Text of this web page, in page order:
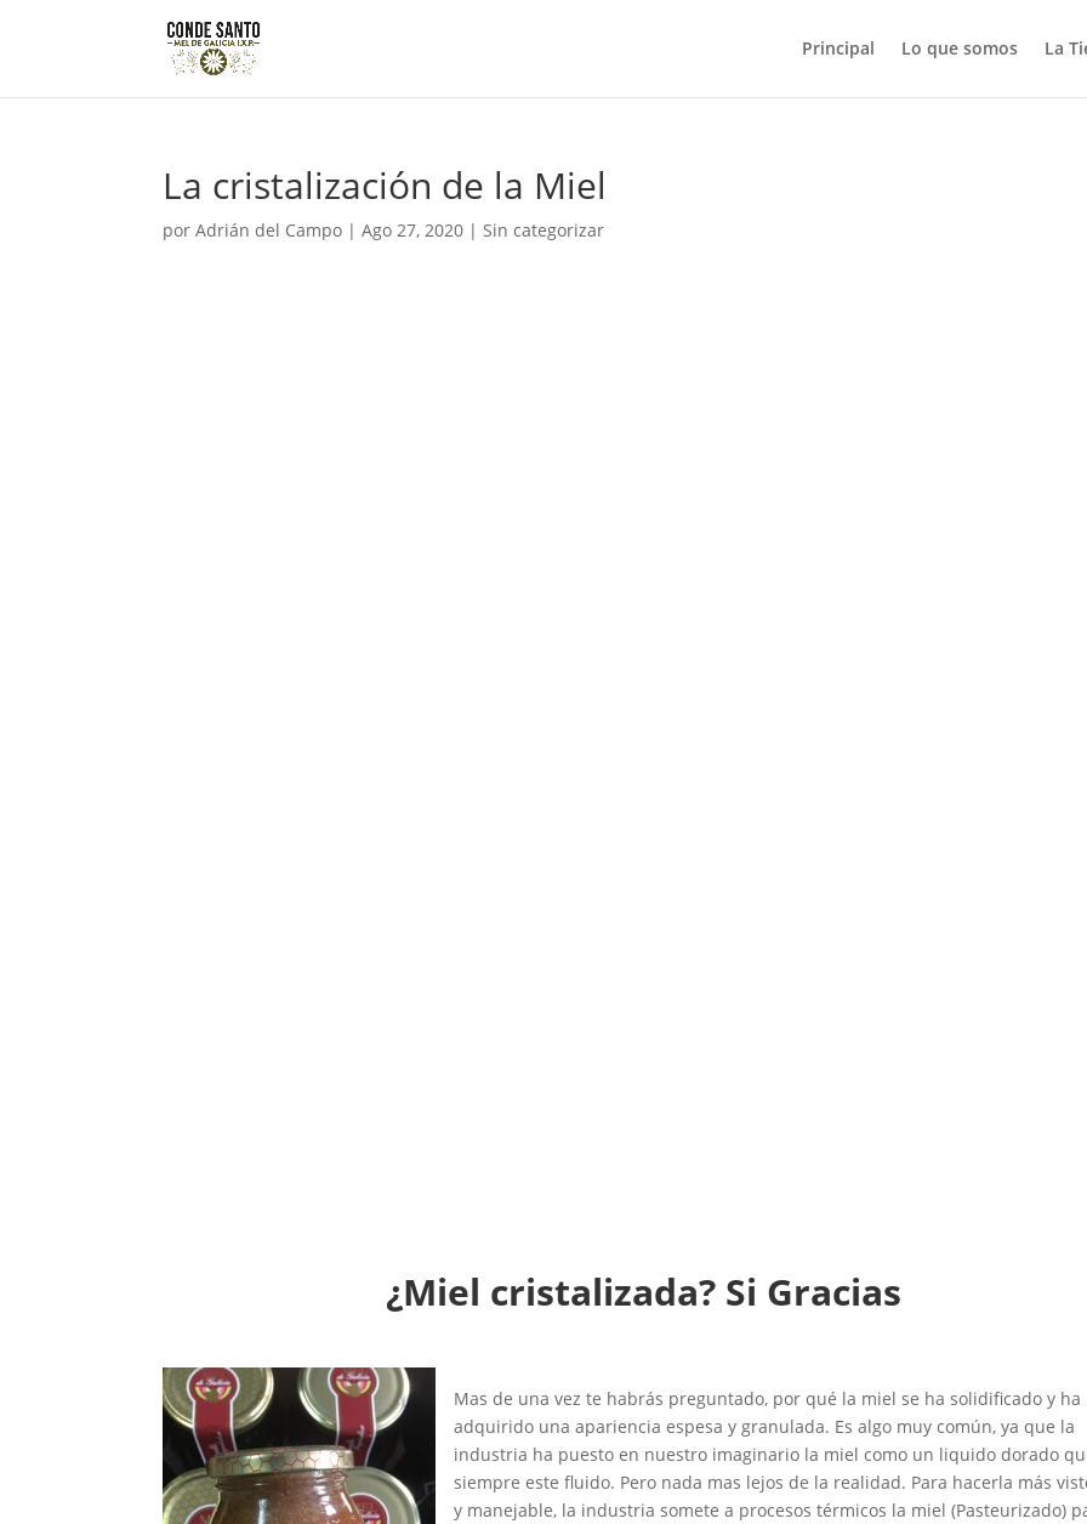
Principal Lo que somos La
La cristalización de la Miel
porAdrián del Campo |Ago 27, 2020 |Sin categorizar
¿Miel cristalizada? Si Gracias
Mas de una vez te habrás preguntado, por qué la miel se ha solidificado y ha
adquirido una apariencia espesa y granulada. Es algo muy común, ya que la
industria ha puesto en nuestro imaginario la miel como un liquido dorado
siempre este fluido. Pero nada mas lejos de la realidad. Para hacerla más
y manejable, la industria somete a procesos térmicos la miel (Pasteurizado)